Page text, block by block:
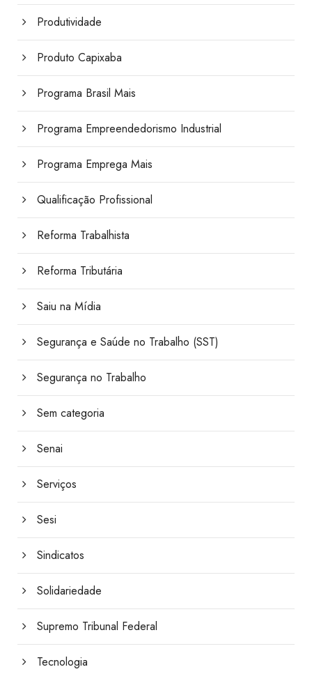
Produtividade
Produto Capixaba
Programa Brasil Mais
Programa Empreendedorismo Industrial
Programa Emprega Mais
Qualificação Profissional
Reforma Trabalhista
Reforma Tributária
Saiu na Mídia
Segurança e Saúde no Trabalho (SST)
Segurança no Trabalho
Sem categoria
Senai
Serviços
Sesi
Sindicatos
Solidariedade
Supremo Tribunal Federal
Tecnologia